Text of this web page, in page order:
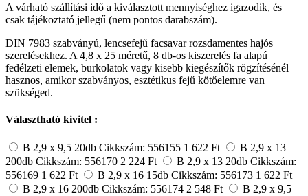
A várható szállítási idő a kiválasztott mennyiséghez igazodik, és
csak tájékoztató jellegű (nem pontos darabszám).
DIN 7983 szabványú, lencsefejű facsavar rozsdamentes hajós
szerelésekhez. A 4,8 x 25 méretű, 8 db-os kiszerelés fa alapú
fedélzeti elemek, burkolatok vagy kisebb kiegészítők rögzítésénél
hasznos, amikor szabványos, esztétikus fejű kötőelemre van
szükséged.
Választható kivitel :
B 2,9 x 9,5 20db Cikkszám: 556155 1 622 Ft
B 2,9 x 13
200db Cikkszám: 556170 2 224 Ft B 2,9 x 13 20db Cikkszám:
556169 1 622 Ft B 2,9 x 16 15db Cikkszám: 556173 1 622 Ft
B 2,9 x 16 200db Cikkszám: 556174 2 548 Ft
B 2,9 x 9,5